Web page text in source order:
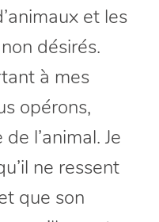
et les
désirés.
à mes
opérons,
l’animal. Je
ne ressent
que son